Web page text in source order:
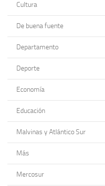
Cultura
De buena fuente
Departamento
Deporte
Economía
Educación
Malvinas y Atlántico Sur
Más
Mercosur